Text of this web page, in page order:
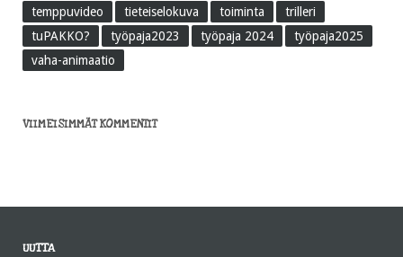
temppuvideo
tieteiselokuva toiminta
trilleri
tuPAKKO?
työpaja2023 työpaja 2024
työpaja2025
vaha-animaatio
VIIMEISIMMÄT KOMMENTIT
UUTTA